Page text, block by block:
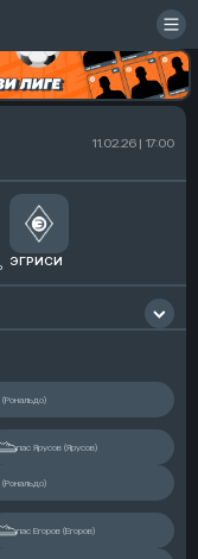
11.02.26 | 17:00
ЭГРИСИ
пас Ярусов (Ярусов)
пас Егоров (Егоров)